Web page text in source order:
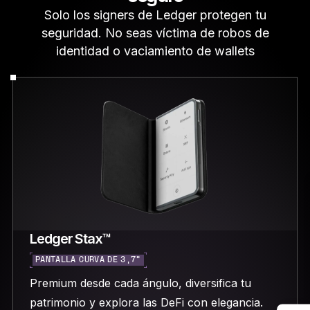
Solo los signers de Ledger protegen tu
seguridad. No seas víctima de robos de
identidad o vaciamiento de wallets
Ledger Stax™
PANTALLA CURVA DE 3,7"
Premium desde cada ángulo, diversifica tu
patrimonio y explora las DeFi con elegancia.